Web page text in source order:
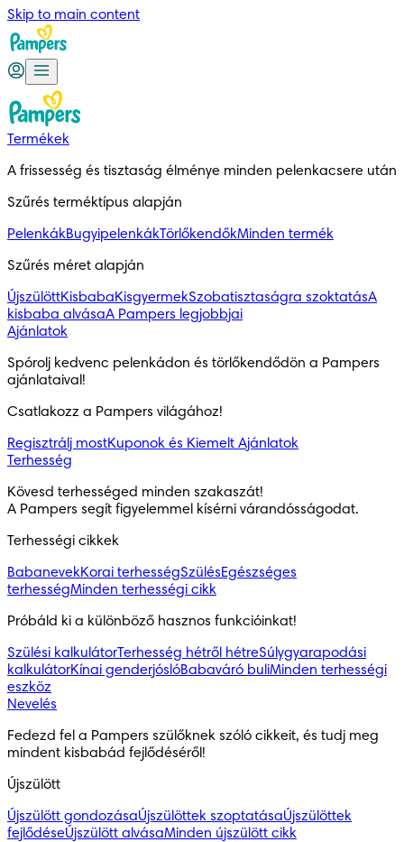
Skip to main content
Termékek
A frissesség és tisztaság élménye minden pelenkacsere után
Szűrés terméktípus alapján
PelenkákBugyipelenkákTörlőkendőkMinden termék
Szűrés méret alapján
ÚjszülöttKisbabaKisgyermekSzobatisztaságra szoktatásA
kisbaba alvásaA Pampers legjobbjai
Ajánlatok
Spórolj kedvenc pelenkádon és törlőkendődön a Pampers
ajánlataival!
Csatlakozz a Pampers világához!
Regisztrálj mostKuponok és Kiemelt Ajánlatok
Terhesség
Kövesd terhességed minden szakaszát!
A Pampers segít figyelemmel kísérni várandósságodat.
Terhességi cikkek
BabanevekKorai terhességSzülésEgészséges
terhességMinden terhességi cikk
Próbáld ki a különböző hasznos funkcióinkat!
Szülési kalkulátorTerhesség hétről hétreSúlygyarapodási
kalkulátorKínai genderjóslóBabaváró buliMinden terhességi
eszköz
Nevelés
Fedezd fel a Pampers szülőknek szóló cikkeit, és tudj meg
mindent kisbabád fejlődéséről!
Újszülött
Újszülött gondozásaÚjszülöttek szoptatásaÚjszülöttek
fejlődéseÚjszülött alvásaMinden újszülött cikk